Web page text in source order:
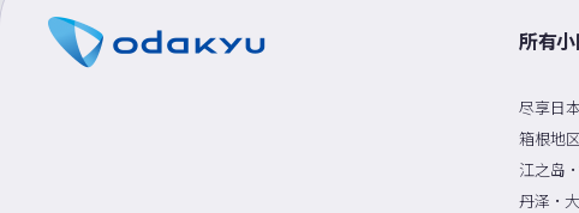
所有
尽享日
箱根地区
江之岛
丹泽・